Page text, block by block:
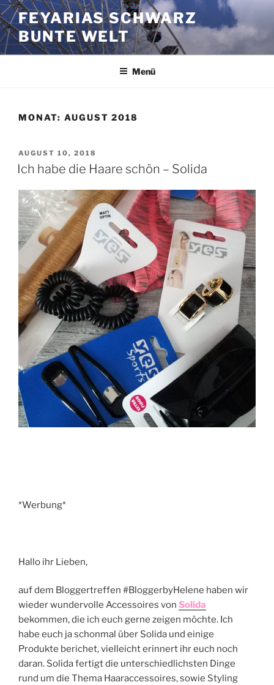
Zum
Inhalt
springen
FEYARIAS SCHWARZ
BUNTE WELT
Menü
MONAT: AUGUST 2018
VERÖFFENTLICHT
AM
AUGUST 10, 2018
Ich habe die Haare schön – Solida
*Werbung*
Hallo ihr Lieben,
auf dem Bloggertreffen #BloggerbyHelene haben wir
wieder wundervolle Accessoires von Solida
bekommen, die ich euch gerne zeigen möchte. Ich
habe euch ja schonmal über Solida und einige
Produkte berichet, vielleicht erinnert ihr euch noch
daran. Solida fertigt die unterschiedlichsten Dinge
rund um die Thema Haaraccessoires, sowie Styling